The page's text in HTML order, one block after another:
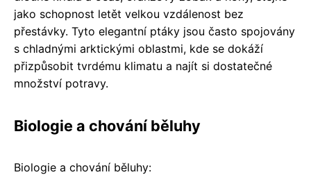
jako schopnost letět velkou vzdálenost bez
přestávky. Tyto elegantní ptáky jsou často spojovány
s chladnými arktickými oblastmi, kde se dokáží
přizpůsobit tvrdému klimatu a najít si dostatečné
množství potravy.
Biologie a chování běluhy
Biologie a chování běluhy: